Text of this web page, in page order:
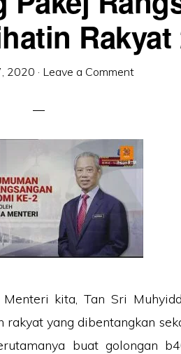
Rakyat
2020 · Leave a Comment
kita, Tan Sri
yang dibentangkan
buat golongan